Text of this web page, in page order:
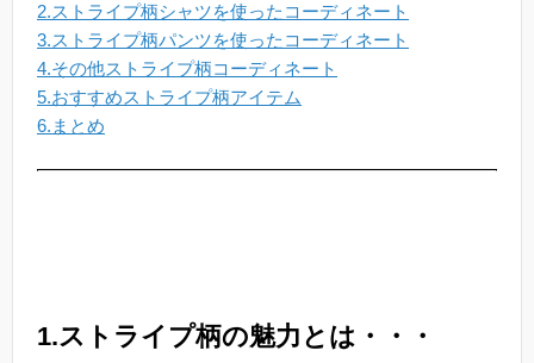
2.ストライプ柄シャツを使ったコーディネート
3.ストライプ柄パンツを使ったコーディネート
4.その他ストライプ柄コーディネート
5.おすすめストライプ柄アイテム
6.まとめ
1.ストライプ柄の魅力とは・・・